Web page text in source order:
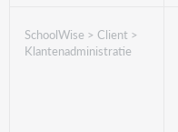
SchoolWise > Client >
Klantenadministratie